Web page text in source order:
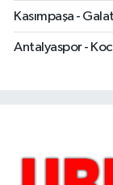
Kasımpaşa -
Antalyaspor -